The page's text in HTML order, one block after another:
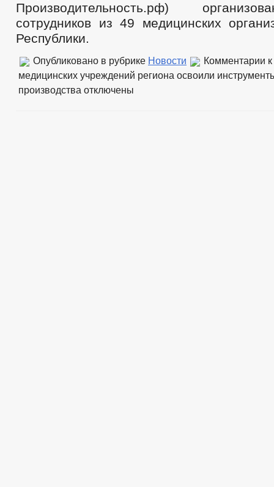
Производительность.рф)
сотрудников из 49 медицинских
Республики.
Опубликовано в рубрике Новости Комментарии
медицинских учреждений региона освоили
производства отключены